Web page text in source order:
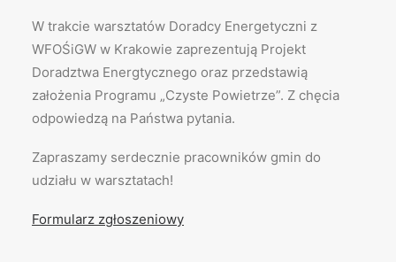
W trakcie warsztatów Doradcy Energetyczni z
WFOŚiGW w Krakowie zaprezentują Projekt
Doradztwa Energtycznego oraz przedstawią
założenia Programu „Czyste Powietrze”. Z chęcia
odpowiedzą na Państwa pytania.
Zapraszamy serdecznie pracowników gmin do
udziału w warsztatach!
Formularz zgłoszeniowy